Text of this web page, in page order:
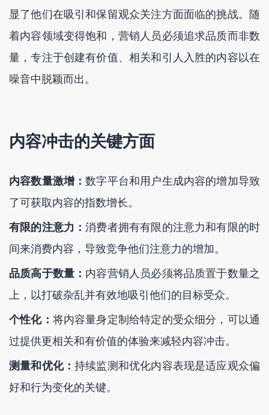
显了他们在吸引和保留观众关注方面面临的挑战。随
着内容领域变得饱和，营销人员必须追求品质而非数
量，专注于创建有价值、相关和引人入胜的内容以在
噪音中脱颖而出。
内容冲击的关键方面
内容数量激增：数字平台和用户生成内容的增加导致
了可获取内容的指数增长。
有限的注意力：消费者拥有有限的注意力和有限的时
间来消费内容，导致竞争他们注意力的增加。
品质高于数量： 内容营销人员必须将品质置于数量之
上，以打破杂乱并有效地吸引他们的目标受众。
个性化： 将内容量身定制给特定的受众细分，可以通
过提供更相关和有价值的体验来减轻内容冲击。
测量和优化：持续监测和优化内容表现是适应观众偏
好和行为变化的关键。